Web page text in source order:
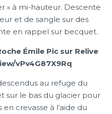
» à mi-hauteur. Descente
et de sangle sur des
en rappel sur becquet.
Émile Pic sur Relive
vPv4G87X9Rq
au refuge du
sur le bas du glacier pour
crevasse à l’aide du